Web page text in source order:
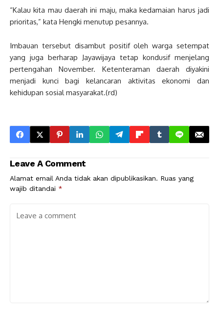
“Kalau kita mau daerah ini maju, maka kedamaian harus jadi
prioritas,” kata Hengki menutup pesannya.
Imbauan tersebut disambut positif oleh warga setempat
yang juga berharap Jayawijaya tetap kondusif menjelang
pertengahan November. Ketenteraman daerah diyakini
menjadi kunci bagi kelancaran aktivitas ekonomi dan
kehidupan sosial masyarakat.(rd)
Leave A Comment
Alamat email Anda tidak akan dipublikasikan. Ruas yang
wajib ditandai *